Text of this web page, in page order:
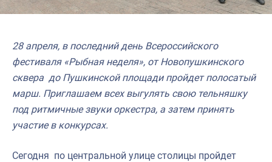
28 апреля, в последний день Всероссийского
фестиваля «Рыбная неделя», от Новопушкинского
сквера до Пушкинской площади пройдет полосатый
марш. Приглашаем всех выгулять свою тельняшку
под ритмичные звуки оркестра, а затем принять
участие в конкурсах.
Сегодня по центральной улице столицы пройдет